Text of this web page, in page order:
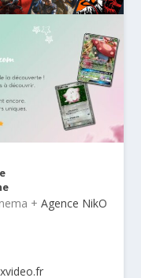
+ Agence NikO